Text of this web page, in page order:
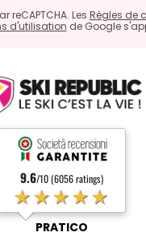
reCAPTCHA. Les Règles de
d'utilisation de Google
9.6/10 (6056 ratings)
★★★★★
PRATICO